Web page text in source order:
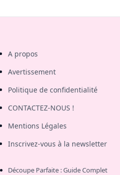
A propos
Avertissement
Politique de confidentialité
CONTACTEZ-NOUS !
Mentions Légales
Inscrivez-vous à la newsletter
Découpe Parfaite : Guide Complet